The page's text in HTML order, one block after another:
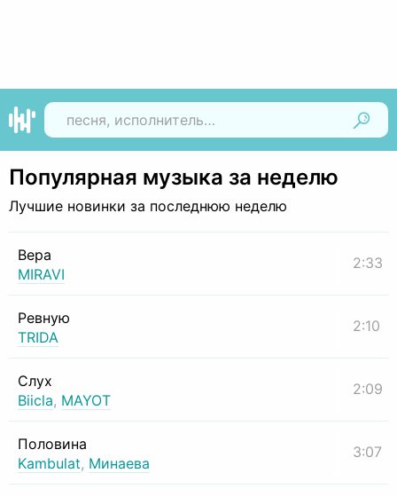
Популярная музыка за неделю
Лучшие новинки за последнюю неделю
Вера
MIRAVI
2:33
Ревную
TRIDA
2:10
Слух
Biicla, MAYOT
2:09
Половина
Kambulat, Минаева
3:07